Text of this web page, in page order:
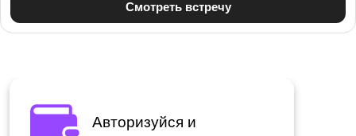
Авторизуйся и